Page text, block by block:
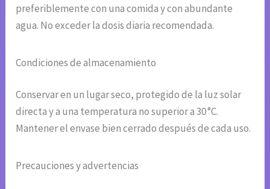
preferiblemente con una comida y con abundante
agua. No exceder la dosis diaria recomendada.
Condiciones de almacenamiento
Conservar en un lugar seco, protegido de la luz solar
directa y a una temperatura no superior a 30 °C.
Mantener el envase bien cerrado después de cada uso.
Precauciones y advertencias